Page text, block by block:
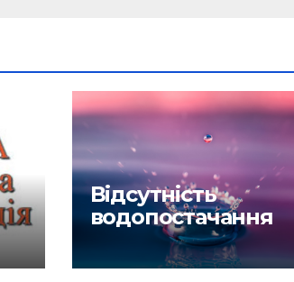
Відсутність
водопостачання
27.04.26